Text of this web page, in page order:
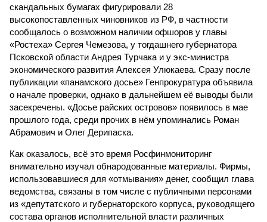
скандальных бумагах фигурировали 28
высокопоставленных чиновников из РФ, в частности
сообщалось о возможном наличии офшоров у главы
«Ростеха» Сергея Чемезова, у тогдашнего губернатора
Псковской области Андрея Турчака и у экс-министра
экономического развития Алексея Улюкаева. Сразу после
публикации «панамского досье» Генпрокуратура объявила
о начале проверки, однако в дальнейшем её выводы были
засекречены. «Досье райских островов» появилось в мае
прошлого года, среди прочих в нём упоминались Роман
Абрамович и Олег Дерипаска.
Как оказалось, всё это время Росфинмониторинг
внимательно изучал обнародованные материалы. Фирмы,
использовавшиеся для «отмывания» денег, сообщил глава
ведомства, связаны в том числе с публичными персонами
из «депутатского и губернаторского корпуса, руководящего
состава органов исполнительной власти различных